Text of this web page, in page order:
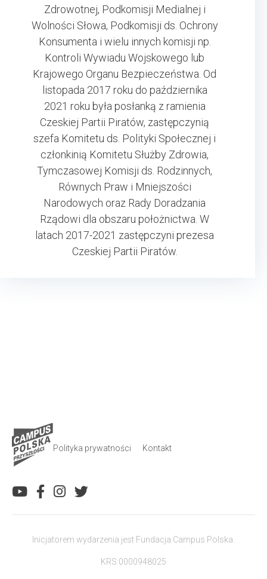
Zdrowotnej, Podkomisji Medialnej i
Wolności Słowa, Podkomisji ds. Ochrony
Konsumenta i wielu innych komisji np.
Kontroli Wywiadu Wojskowego lub
Krajowego Organu Bezpieczeństwa. Od
listopada 2017 roku do października
2021 roku była posłanką z ramienia
Czeskiej Partii Piratów, zastępczynią
szefa Komitetu ds. Polityki Społecznej i
członkinią Komitetu Służby Zdrowia,
Tymczasowej Komisji ds. Rodzinnych,
Równych Praw i Mniejszości
Narodowych oraz Rady Doradzania
Rządowi dla obszaru położnictwa. W
latach 2017-2021 zastępczyni prezesa
Czeskiej Partii Piratów.
Polityka prywatności Kontakt
Inicjatorem wydarzenia jest Fundacja Campus Polska.
KRS:0000948025